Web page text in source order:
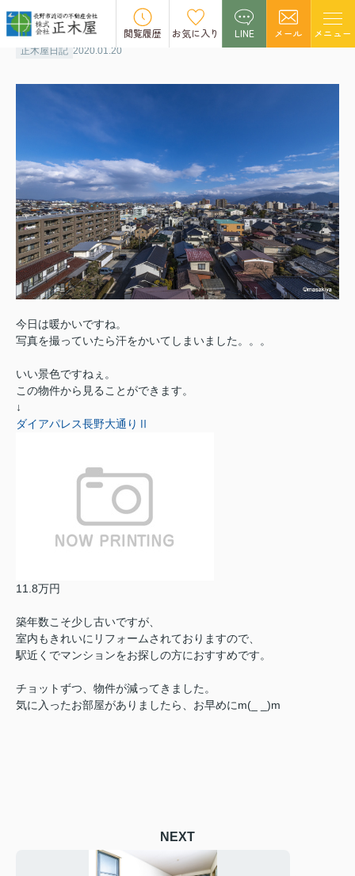
閲覧履歴 お気に入り LINE メール メニュー
春の陽気
正木屋日記 2020.01.20
今日は暖かいですね。
写真を撮っていたら汗をかいてしまいました。。。
いい景色ですねぇ。
この物件から見ることができます。
↓
ダイアパレス長野大通りⅡ
11.8万円
築年数こそ少し古いですが、
室内もきれいにリフォームされておりますので、
駅近くでマンションをお探しの方におすすめです。
チョットずつ、物件が減ってきました。
気に入ったお部屋がありましたら、お早めにm(_ _)m
NEXT